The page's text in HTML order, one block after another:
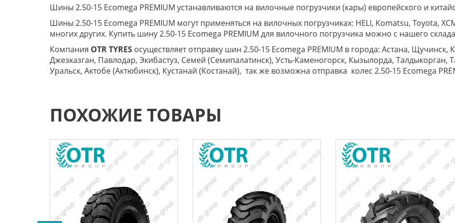
Шины 2.50-15 Ecomega PREMIUM устанавливаются на вилочные погрузчики (кары) европейского и
Шины 2.50-15 Ecomega PREMIUM могут применяться на вилочных погрузчиках: HELI, Komatsu, Toyota,
многих других. Купить шину 2.50-15 Ecomega PREMIUM для вилочного погрузчика можно с нашего
Компания OTR TYRES осуществляет отправку шин 2.50-15 Ecomega PREMIUM в города: Астана, Щучинск,
Джезказган, Павлодар, Экибастуз, Семей (Семипалатинск), Усть-Каменогорск, Кызылорда, Талдыкорган,
Уральск, Актобе (Актюбинск), Кустанай (Костанай), так же возможна отправка колес 2.50-15 Ecomega
ПОХОЖИЕ ТОВАРЫ